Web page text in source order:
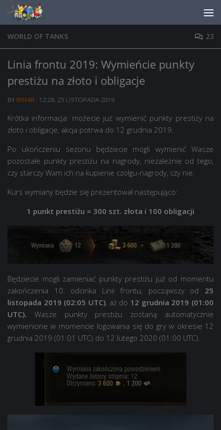
Skip to content
WORLD OF TANKS 23
Linia frontu 2019: Wymieńcie punkty
prestiżu na złoto i obligacje
BY BIN4R · 12:28, 25 LISTOPADA 2019
Krótka informacja: możecie już wymienić punkty prestiży na
złoto i obligacje, akcja potrwa do 12 grudnia 2019.
Po ukończeniu sezonu będziecie mogli wymienić Wasze
pozostałe punkty prestiżu na nagrody, niezależnie od tego,
czy starczy Wam ich na kupienie czołgu-nagrody, czy nie.
Kurs wymiany będzie się prezentował następująco:
1 punkt prestiżu = 300 szt. złota i 100 obligacji
Będziecie mogli zamieniać punkty prestiżu już od momentu
zakończenia 10. odcinka Linii frontu, począwszy od 25
listopada 2019 (02:05 UTC), aż do 12 grudnia 2019 (01:00
UTC). Wasze punkty prestiżu zostaną automatycznie
wymienione w momencie logowania się do gry w okresie 12
grudnia 2019 (01:01 UTC) do 12 lutego 2020 (01:00 UTC).